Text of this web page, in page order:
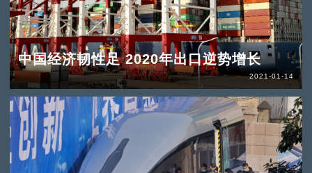
中国经济韧性足 2020年出口逆势增长
2021-01-14